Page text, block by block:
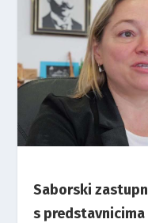
Saborski
s